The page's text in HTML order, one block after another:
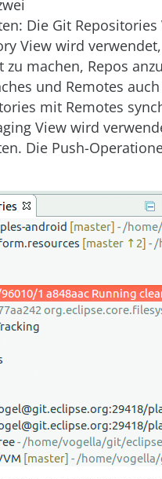
Die Git Repositories
View wird
zu machen, Repos
und Remotes
mit Remotes
View wird
Die Push-